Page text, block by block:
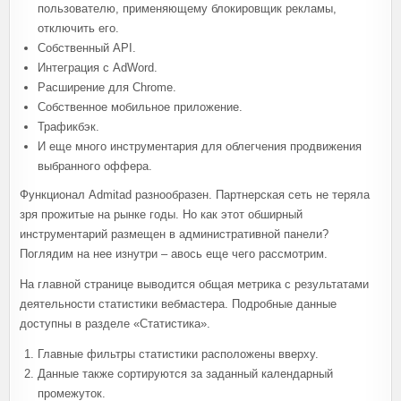
пользователю, применяющему блокировщик рекламы,
отключить его.
Собственный API.
Интеграция с AdWord.
Расширение для Chrome.
Собственное мобильное приложение.
Трафикбэк.
И еще много инструментария для облегчения продвижения
выбранного оффера.
Функционал Admitad разнообразен. Партнерская сеть не теряла
зря прожитые на рынке годы. Но как этот обширный
инструментарий размещен в административной панели?
Поглядим на нее изнутри – авось еще чего рассмотрим.
На главной странице выводится общая метрика с результатами
деятельности статистики вебмастера. Подробные данные
доступны в разделе «Статистика».
Главные фильтры статистики расположены вверху.
Данные также сортируются за заданный календарный
промежуток.